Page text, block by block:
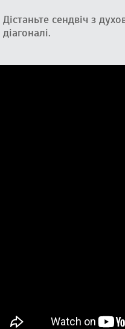
Дістаньте сендвіч з
діагоналі.